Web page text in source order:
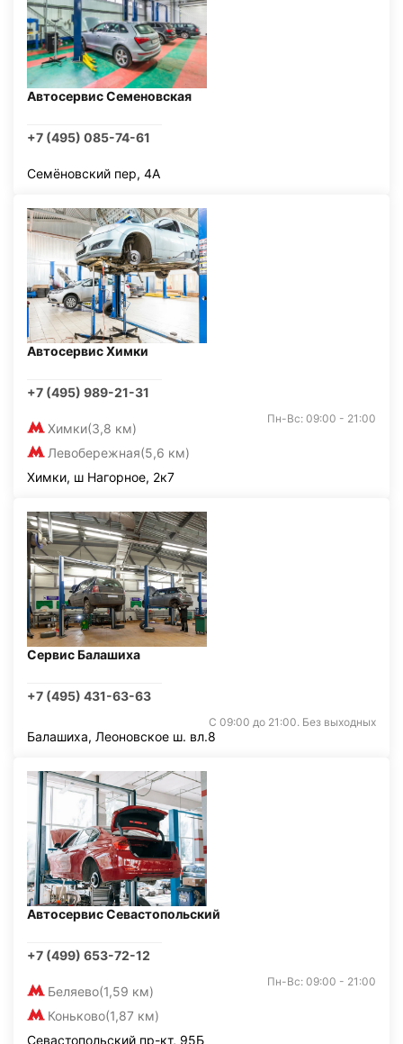
Автосервис Семеновская
+7 (495) 085-74-61
Семёновский пер, 4А
Автосервис Химки
+7 (495) 989-21-31
Химки(3,8 км)
Левобережная(5,6 км)
Пн-Вс: 09:00 - 21:00
Химки, ш Нагорное, 2к7
Сервис Балашиха
+7 (495) 431-63-63
С 09:00 до 21:00. Без выходных
Балашиха, Леоновское ш. вл.8
Автосервис Севастопольский
+7 (499) 653-72-12
Беляево(1,59 км)
Коньково(1,87 км)
Пн-Вс: 09:00 - 21:00
Севастопольский пр-кт, 95Б